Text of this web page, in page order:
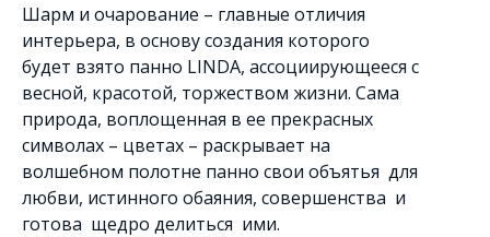
Шарм и очарование – главные отличия
интерьера, в основу создания которого
будет взято панно LINDA, ассоциирующееся с
весной, красотой, торжеством жизни. Сама
природа, воплощенная в ее прекрасных
символах – цветах – раскрывает на
волшебном полотне панно свои объятья для
любви, истинного обаяния, совершенства и
готова щедро делиться ими.